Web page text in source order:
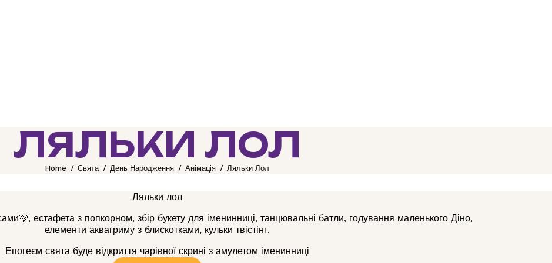
ЛЯЛЬКИ ЛОЛ
Home Свята День Народження Анімація Ляльки Лол
Ляльки лол
естафета з попкорном, збір букету для іменинниці, танцювальні батли, годування маленького Діно,
елементи аквагриму з блискотками, кульки твістінг.
Епогеєм свята буде відкриття чарівної скрині з амулетом іменинниці